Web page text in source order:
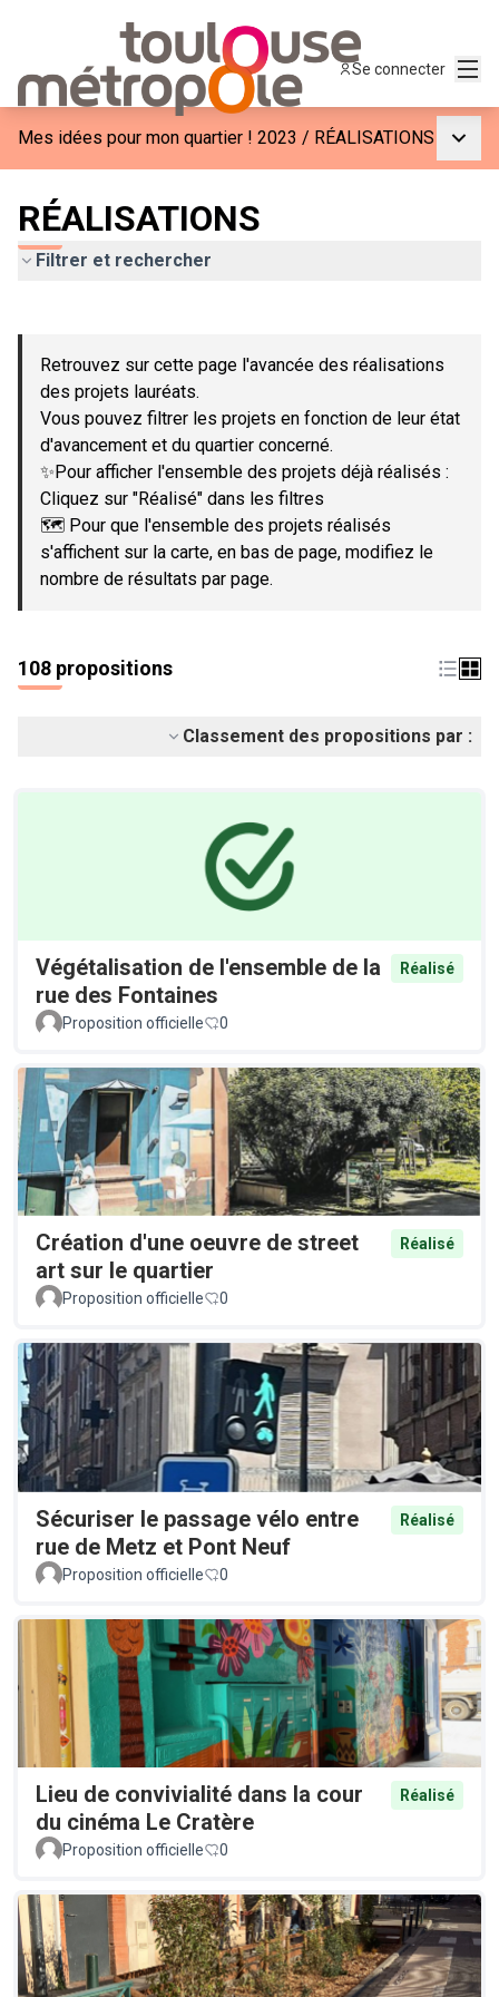
Se connecter
Mes idées pour mon quartier ! 2023 / RÉALISATIONS
RÉALISATIONS
Filtrer et rechercher
−
Retrouvez sur cette page l'avancée des réalisations
des projets lauréats.
Vous pouvez filtrer les projets en fonction de leur état
d'avancement et du quartier concerné.
✨Pour afficher l'ensemble des projets déjà réalisés :
Cliquez sur "Réalisé" dans les filtres
🗺️ Pour que l'ensemble des projets réalisés
s'affichent sur la carte, en bas de page, modifiez le
nombre de résultats par page.
108 propositions
Classement des propositions par :
Végétalisation de l'ensemble de la
rue des Fontaines
Réalisé
Proposition officielle 0
Création d'une oeuvre de street
art sur le quartier
Réalisé
Proposition officielle 0
Sécuriser le passage vélo entre
rue de Metz et Pont Neuf
Réalisé
Proposition officielle 0
Lieu de convivialité dans la cour
du cinéma Le Cratère
Réalisé
Proposition officielle 0